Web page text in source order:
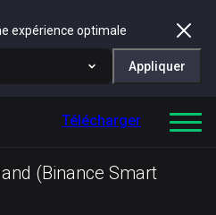
expérience optimale
Appliquer
Télécharger
(Binance Smart